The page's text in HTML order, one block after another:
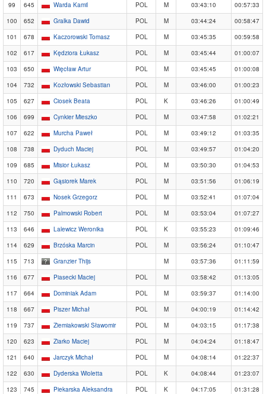
99
645 Warda Kamil POL M 03:43:10
00:57:33
100
652 Gralka Dawid POL M 03:44:24
00:58:47
101
678 Kaczorowski Tomasz POL M 03:45:35
00:59:58
102
617 Kędziora Łukasz POL M 03:45:44
01:00:07
103
650 Więcław Artur POL M 03:45:45
01:00:08
104
732 Kozłowski Sebastian POL M 03:46:00
01:00:23
105
627 Ciosek Beata POL K 03:46:26
01:00:49
106
699 Cynkier Mieszko POL M 03:47:58
01:02:21
107
622 Murcha Paweł POL M 03:49:12
01:03:35
108
738 Dyduch Maciej POL M 03:49:57
01:04:20
109
685 Misior Łukasz POL M 03:50:30
01:04:53
110
720 Gąsiorek Marek POL M 03:51:56
01:06:19
111
673 Nosek Grzegorz POL M 03:52:41
01:07:04
112
750 Palmowski Robert POL M 03:53:04
01:07:27
113
646 Lalewicz Weronika POL K 03:55:23
01:09:46
114
629 Brzóska Marcin POL M 03:56:24
01:10:47
115
713 Granzier Thijs M 03:57:36
01:11:59
116
677 Piasecki Maciej POL M 03:58:42
01:13:05
117
664 Dominiak Adam POL M 03:59:37
01:14:00
118
667 Piszer Michał POL M 04:00:19
01:14:42
119
737 Ziemiakowski Sławomir POL M 04:03:15
01:17:38
120
623 Ziarko Maciej POL M 04:04:24
01:18:47
121
640 Jarczyk Michał POL M 04:08:14
01:22:37
122
630 Dyderska Wioletta POL K 04:08:44
01:23:07
123
745 Piekarska Aleksandra POL K 04:17:05 01:31:28